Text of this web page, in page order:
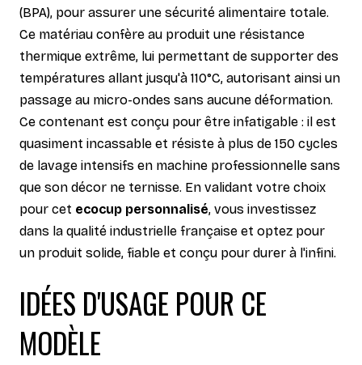
(BPA), pour assurer une sécurité alimentaire totale.
Ce matériau confère au produit une résistance
thermique extrême, lui permettant de supporter des
températures allant jusqu'à 110°C, autorisant ainsi un
passage au micro-ondes sans aucune déformation.
Ce contenant est conçu pour être infatigable : il est
quasiment incassable et résiste à plus de 150 cycles
de lavage intensifs en machine professionnelle sans
que son décor ne ternisse. En validant votre choix
pour cet ecocup personnalisé, vous investissez
dans la qualité industrielle française et optez pour
un produit solide, fiable et conçu pour durer à l'infini.
IDÉES D'USAGE POUR CE
MODÈLE